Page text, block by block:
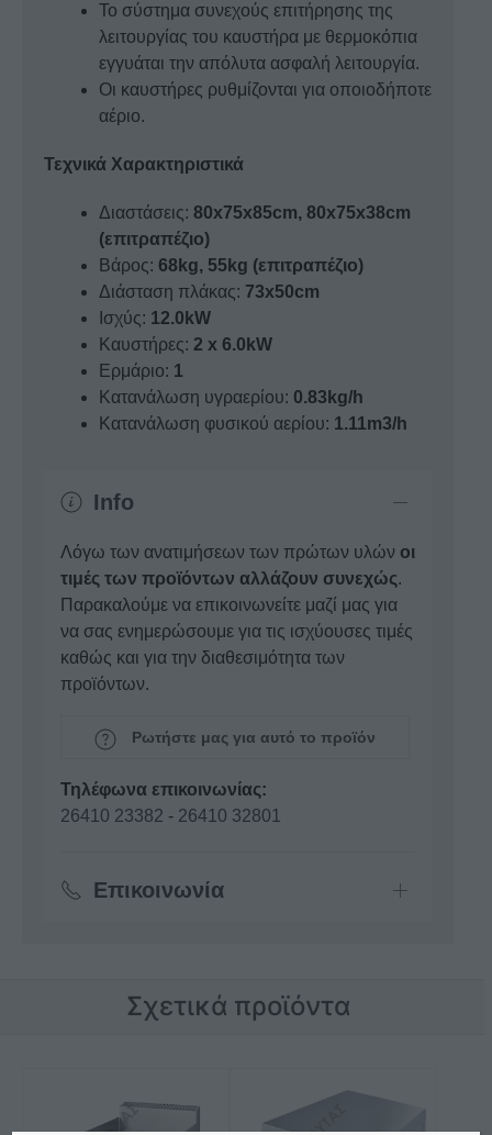
Το σύστημα συνεχούς επιτήρησης της
λειτουργίας του καυστήρα με θερμοκόπια
εγγυάται την απόλυτα ασφαλή λειτουργία.
Οι καυστήρες ρυθμίζονται για οποιοδήποτε
αέριo.
Τεχνικά Χαρακτηριστικά
Διαστάσεις: 80x75x85cm, 80x75x38cm
(επιτραπέζιο)
Βάρος: 68kg, 55kg (επιτραπέζιο)
Διάσταση πλάκας: 73x50cm
Ισχύς: 12.0kW
Καυστήρες: 2 x 6.0kW
Ερμάριο: 1
Κατανάλωση υγραερίου: 0.83kg/h
Κατανάλωση φυσικού αερίου: 1.11m3/h
Info
Λόγω των ανατιμήσεων των πρώτων υλών οι
τιμές των προϊόντων αλλάζουν συνεχώς.
Παρακαλούμε να επικοινωνείτε μαζί μας για
να σας ενημερώσουμε για τις ισχύουσες τιμές
καθώς και για την διαθεσιμότητα των
προϊόντων.
Ρωτήστε μας για αυτό το προϊόν
Τηλέφωνα επικοινωνίας:
26410 23382 - 26410 32801
Επικοινωνία
Σχετικά προϊόντα